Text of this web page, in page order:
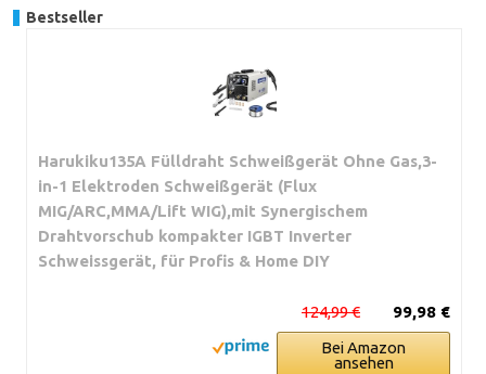
Bestseller
Harukiku135A Fülldraht Schweißgerät Ohne Gas,3-
in-1 Elektroden Schweißgerät (Flux
MIG/ARC,MMA/Lift WIG),mit Synergischem
Drahtvorschub kompakter IGBT Inverter
Schweissgerät, für Profis & Home DIY
99,98 €
124,99 €
Bei Amazon
ansehen